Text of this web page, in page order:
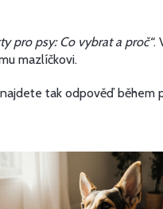
pro psy: Co vybrat a proč“.
mazlíčkovi.
tak odpověď